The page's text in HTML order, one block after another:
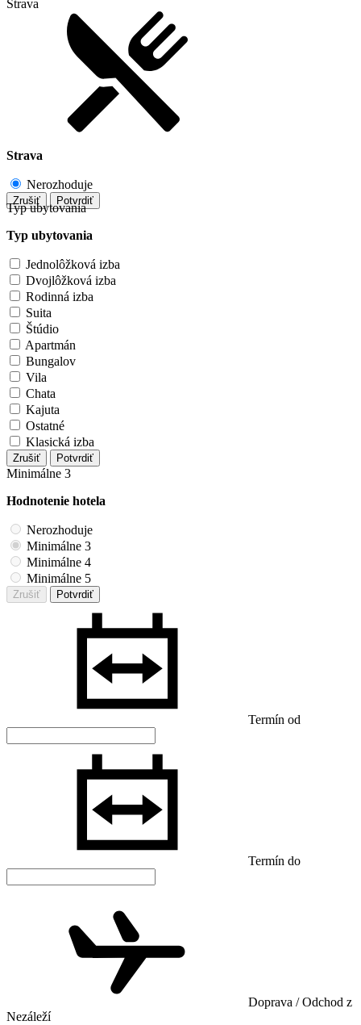
Strava
Strava
Nerozhoduje
Zrušiť Potvrdiť
Typ ubytovania
Typ ubytovania
Jednolôžková izba
Dvojlôžková izba
Rodinná izba
Suita
Štúdio
Apartmán
Bungalov
Vila
Chata
Kajuta
Ostatné
Klasická izba
Zrušiť Potvrdiť
Minimálne 3
Hodnotenie hotela
Nerozhoduje
Minimálne 3
Minimálne 4
Minimálne 5
Zrušiť Potvrdiť
Termín od
Termín do
Doprava / Odchod z
Nezáleží